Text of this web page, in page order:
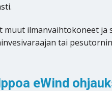
muut ilmanvaihtokoneet
tai
eWind